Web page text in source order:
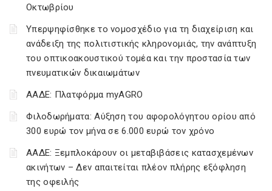
Οκτωβρίου
Υπερψηφίσθηκε το νομοσχέδιο για τη διαχείριση και
ανάδειξη της πολιτιστικής κληρονομιάς, την ανάπτυξη
του οπτικοακουστικού τομέα και την προστασία των
πνευματικών δικαιωμάτων
ΑΑΔΕ: Πλατφόρμα myAGRO
Φιλοδωρήματα: Αύξηση του αφορολόγητου ορίου από
300 ευρώ τον μήνα σε 6.000 ευρώ τον χρόνο
ΑΑΔΕ: Ξεμπλοκάρουν οι μεταβιβάσεις κατασχεμένων
ακινήτων – Δεν απαιτείται πλέον πλήρης εξόφληση
της οφειλής